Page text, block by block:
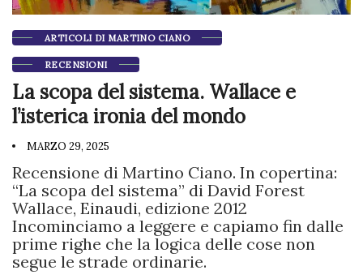
ARTICOLI DI MARTINO CIANO
RECENSIONI
La scopa del sistema. Wallace e
l’isterica ironia del mondo
MARZO 29, 2025
Recensione di Martino Ciano. In copertina:
“La scopa del sistema” di David Forest
Wallace, Einaudi, edizione 2012
Incominciamo a leggere e capiamo fin dalle
prime righe che la logica delle cose non
segue le strade ordinarie.